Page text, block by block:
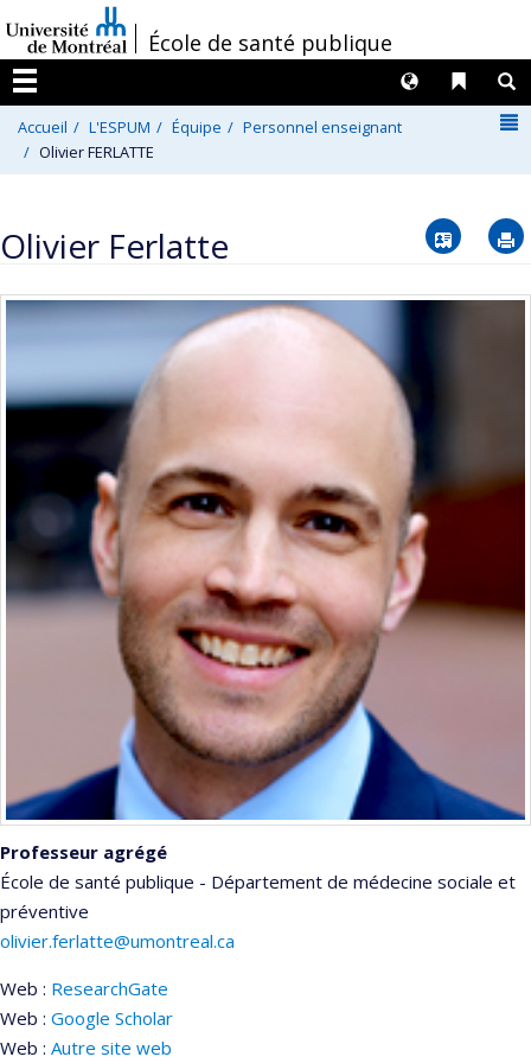
au
contenu
/École de santé publique
Menu
Liens
Langues
Accueil L'ESPUM Équipe
Personnel enseignant
Olivier FERLATTE
Olivier Ferlatte Vcard
Professeur agrégé
École de santé publique - Département de médecine sociale et
préventive
olivier.ferlatte@umontreal.ca
Web : ResearchGate
Web : Google Scholar
Web : Autre site web